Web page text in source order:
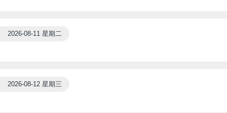
2026-08-11 星期二
2026-08-12 星期三